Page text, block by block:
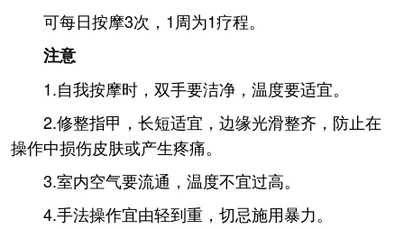
可每日按摩3次，1周为1疗程。
注意
1.自我按摩时，双手要洁净，温度要适宜。
2.修整指甲，长短适宜，边缘光滑整齐，防止在
操作中损伤皮肤或产生疼痛。
3.室内空气要流通，温度不宜过高。
4.手法操作宜由轻到重，切忌施用暴力。